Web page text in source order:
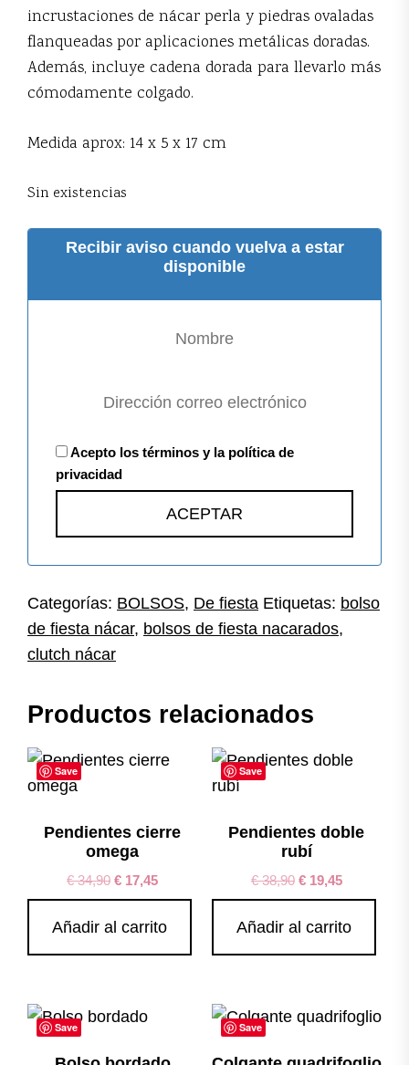
incrustaciones de nácar perla y piedras ovaladas
flanqueadas por aplicaciones metálicas doradas.
Además, incluye cadena dorada para llevarlo más
cómodamente colgado.
Medida aprox: 14 x 5 x 17 cm
Sin existencias
Recibir aviso cuando vuelva a estar
disponible
Acepto los términos y la política de
privacidad
Categorías: BOLSOS, De fiesta Etiquetas: bolso
de fiesta nácar, bolsos de fiesta nacarados,
clutch nácar
Productos relacionados
Save
Pendientes cierre
omega
€34,90 € 17,45
Añadir al carrito
Save
Pendientes doble
rubí
€38,90 €19,45
Añadir al carrito
Save Save